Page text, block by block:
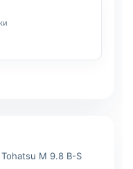
M 9.8 B-S